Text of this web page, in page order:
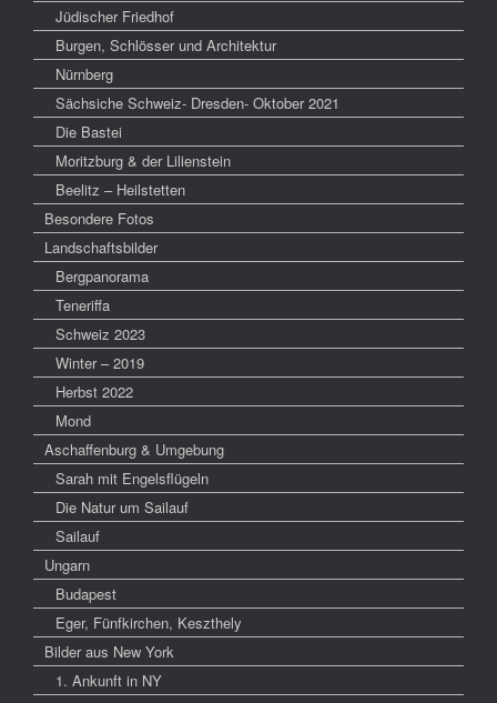
Jüdischer Friedhof
Burgen, Schlösser und Architektur
Nürnberg
Sächsiche Schweiz- Dresden- Oktober 2021
Die Bastei
Moritzburg & der Lilienstein
Beelitz – Heilstetten
Besondere Fotos
Landschaftsbilder
Bergpanorama
Teneriffa
Schweiz 2023
Winter – 2019
Herbst 2022
Mond
Aschaffenburg & Umgebung
Sarah mit Engelsflügeln
Die Natur um Sailauf
Sailauf
Ungarn
Budapest
Eger, Fünfkirchen, Keszthely
Bilder aus New York
1. Ankunft in NY